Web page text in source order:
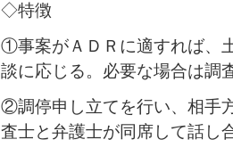
◇特徴
①事案がＡＤＲに適すれば、
談に応じる。必要な場合は調
②調停申し立てを行い、相手
査士と弁護士が同席して話し